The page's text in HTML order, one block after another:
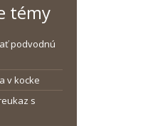
témy
podvodnú
v kocke
s